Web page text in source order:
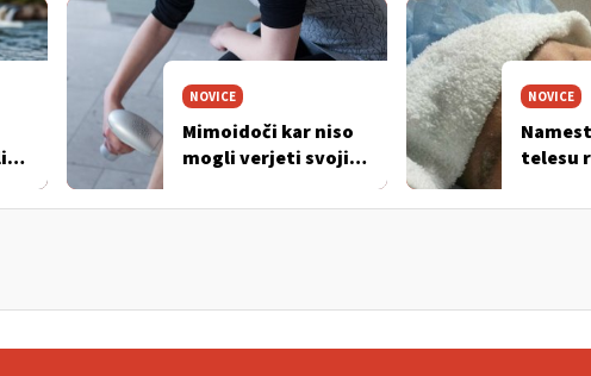
NOVICE
Mimoidoči kar niso
mogli verjeti svojim
NOVICE
telesu